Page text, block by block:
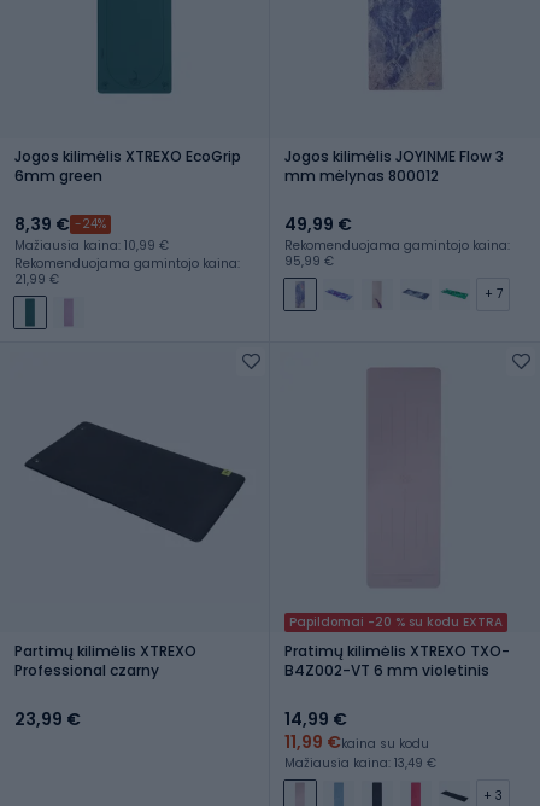
Jogos kilimėlis XTREXO EcoGrip
6mm green
8,39 € -24%
Mažiausia kaina: 10,99 €
Rekomenduojama gamintojo kaina:
21,99 €
Jogos kilimėlis JOYINME Flow 3
mm mėlynas 800012
49,99 €
Rekomenduojama gamintojo kaina:
95,99 €
+ 7
Partimų kilimėlis XTREXO
Professional czarny
23,99 €
Papildomai -20 % su kodu EXTRA
Pratimų kilimėlis XTREXO TXO-
B4Z002-VT 6 mm violetinis
14,99 €
11,99 €kaina su kodu
Mažiausia kaina: 13,49 €
+ 3